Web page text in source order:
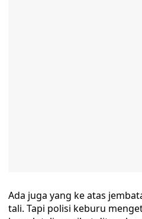
Ada juga yang ke atas
tali. Tapi polisi keburu